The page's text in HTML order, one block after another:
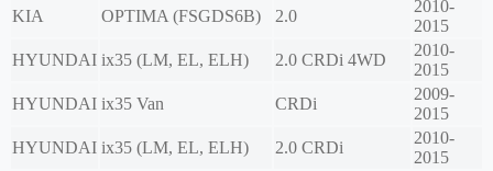
KIA OPTIMA (FSGDS6B) 2.0
2010-
2015
HYUNDAI ix35 (LM, EL, ELH) 2.0 CRDi 4WD
2010-
2015
HYUNDAI ix35 Van CRDi
2009-
2015
HYUNDAI ix35 (LM, EL, ELH) 2.0 CRDi
2010-
2015